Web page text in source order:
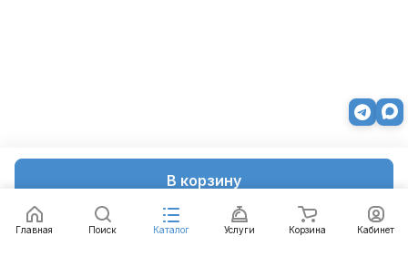
В корзину
Главная Поиск Каталог Услуги Корзина Кабинет